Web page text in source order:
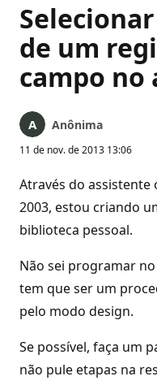
de um
campo no
Anônima
11 de nov. de 2013 13:06
Através do assistente
2003, estou criando
biblioteca pessoal.
Não sei programar
tem que ser um
pelo modo design.
Se possível, faça um
não pule etapas na